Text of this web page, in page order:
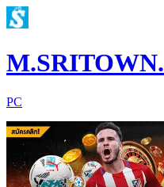
PC